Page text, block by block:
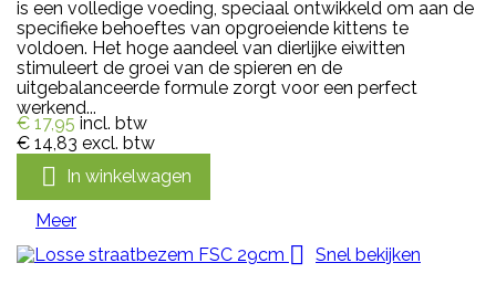
is een volledige voeding, speciaal ontwikkeld om aan de
specifieke behoeftes van opgroeiende kittens te
voldoen. Het hoge aandeel van dierlijke eiwitten
stimuleert de groei van de spieren en de
uitgebalanceerde formule zorgt voor een perfect
werkend...
€ 17,95 incl. btw
€ 14,83 excl. btw
 In winkelwagen
Meer

Snel bekijken